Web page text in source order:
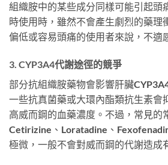
組織胺中的某些成分同樣可能引起頭
時使用時，雖然不會產生劇烈的藥理
偏低或容易頭痛的使用者來說，不適
3. CYP3A4代謝途徑的競爭
部分抗組織胺藥物會影響肝臟
一些抗真菌藥或大環內酯類抗生素會
高威而鋼的血藥濃度。不過，常見的
Cetirizine、Loratadine、
極微，一般不會對威而鋼的代謝造成